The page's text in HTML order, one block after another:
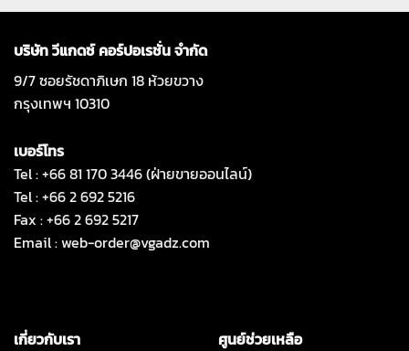
บริษัท วีแกดซ์ คอร์ปอเรชั่น จำกัด
9/7 ซอยรัชดาภิเษก 18 ห้วยขวาง
กรุงเทพฯ 10310
เบอร์โทร
Tel : +66 81 170 3446 (ฝ่ายขายออนไลน์)
Tel : +66 2 692 5216
Fax : +66 2 692 5217
Email :web-order@vgadz.com
เกี่ยวกับเรา
ศูนย์ช่วยเหลือ